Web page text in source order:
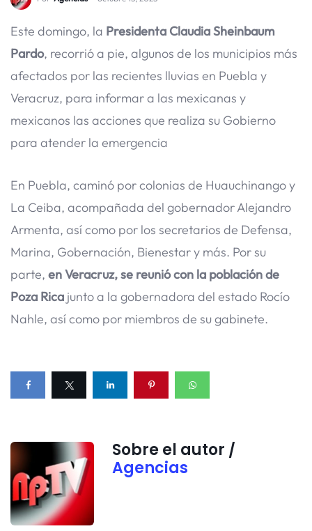
Este domingo, la Presidenta Claudia Sheinbaum
Pardo, recorrió a pie, algunos de los municipios más
afectados por las recientes lluvias en Puebla y
Veracruz, para informar a las mexicanas y
mexicanos las acciones que realiza su Gobierno
para atender la emergencia
En Puebla, caminó por colonias de Huauchinango y
La Ceiba, acompañada del gobernador Alejandro
Armenta, así como por los secretarios de Defensa,
Marina, Gobernación, Bienestar y más. Por su
parte, en Veracruz, se reunió con la población de
Poza Rica junto a la gobernadora del estado Rocío
Nahle, así como por miembros de su gabinete.
Sobre el autor /
Agencias